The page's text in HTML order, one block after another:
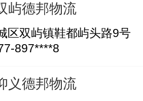
屿德邦物流
区双屿镇鞋都屿头路9号
897****8
义德邦物流